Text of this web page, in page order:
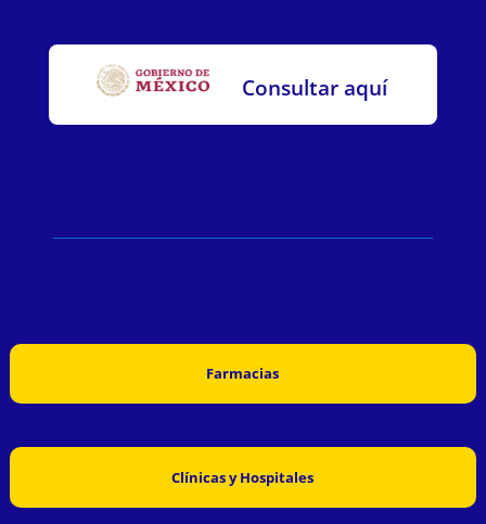
Consultar aquí
Farmacias
Clínicas y Hospitales